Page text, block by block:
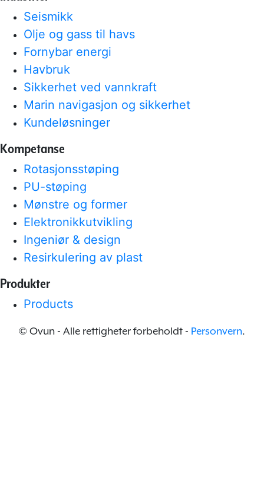
Seismikk
Olje og gass til havs
Fornybar energi
Havbruk
Sikkerhet ved vannkraft
Marin navigasjon og sikkerhet
Kundeløsninger
Kompetanse
Rotasjonsstøping
PU-støping
Mønstre og former
Elektronikkutvikling
Ingeniør & design
Resirkulering av plast
Produkter
Products
© Ovun - Alle rettigheter forbeholdt - Personvern.